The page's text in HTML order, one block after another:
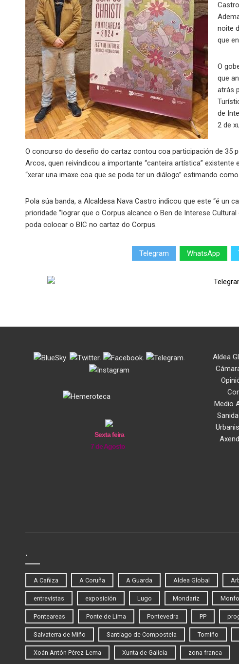
noite
que
O
que
atrás
de
2 de
O concurso do deseño do cartaz contou coa participación de 35
Arcos, quen reivindicou a importante “canteira artística”
“xerar una imaxe coa que se poda ter un diálogo” estimando
Pola súa banda, a Alcaldesa Nava Castro indicou que este “é un
prioridade “lograr que o Corpus alcance o Ben de Interese
poda colocar o BIC no cartaz do Corpus.
Telegram WhatsApp
. . . .
Sexta feira
7 de Agosto
Aldea
Medio
.
A Cañiza A Coruña A Guarda Aldea Global
entrevistas exposición Lugo Mondariz
Ponteareas Ponte de Lima Pontevedra PP
Salvaterra de Miño Santiago de Compostela Tomiño
Xoán Antón Pérez-Lema Xunta de Galicia zona franca